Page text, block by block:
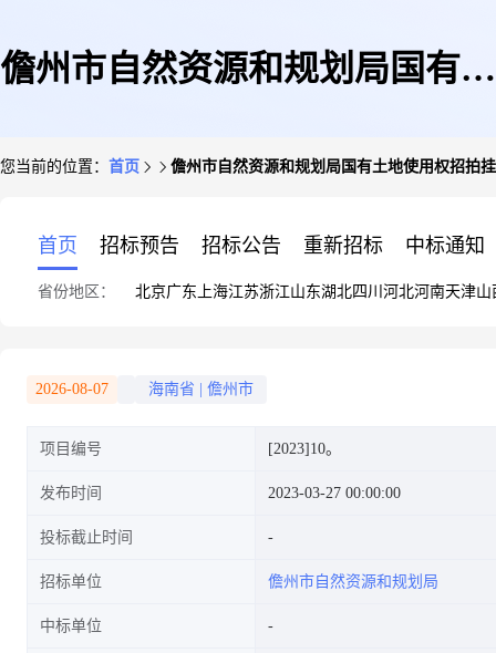
儋州市自然资源和规划局国有土
您当前的位置： 首页 儋州市自然资源和规划局国有土地使用权招拍
首页 招标预告 招标公告 重新招标 中标通知
省份地区： 北京广东 上海江苏浙江山东湖北四川 河北河南天津山
2026-08-07 海南省 儋州市
项目编号 [2023]10。
发布时间 2023-03-27 00:00:00
投标截止时间
招标单位 儋州市自然资源和规划局
中标单位